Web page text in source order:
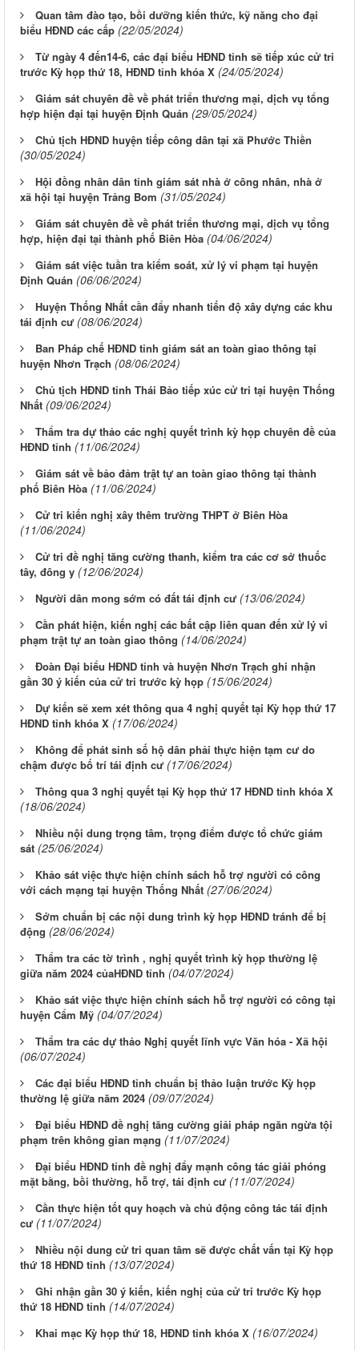
Quan tâm đào tạo, bồi dưỡng kiến thức, kỹ năng cho đại
biểu HĐND các cấp (22/05/2024)
Từ ngày 4 đến14-6, các đại biểu HĐND tỉnh sẽ tiếp xúc cử tri
trước Kỳ họp thứ 18, HĐND tỉnh khóa X (24/05/2024)
Giám sát chuyên đề về phát triển thương mại, dịch vụ tổng
hợp hiện đại tại huyện Định Quán (29/05/2024)
Chủ tịch HĐND huyện tiếp công dân tại xã Phước Thiền
(30/05/2024)
Hội đồng nhân dân tỉnh giám sát nhà ở công nhân, nhà ở
xã hội tại huyện Trảng Bom (31/05/2024)
Giám sát chuyên đề về phát triển thương mại, dịch vụ tổng
hợp, hiện đại tại thành phố Biên Hòa (04/06/2024)
Giám sát việc tuần tra kiểm soát, xử lý vi phạm tại huyện
Định Quán (06/06/2024)
Huyện Thống Nhất cần đẩy nhanh tiến độ xây dựng các khu
tái định cư (08/06/2024)
Ban Pháp chế HĐND tỉnh giám sát an toàn giao thông tại
huyện Nhơn Trạch (08/06/2024)
Chủ tịch HĐND tỉnh Thái Bảo tiếp xúc cử tri tại huyện Thống
Nhất (09/06/2024)
Thẩm tra dự thảo các nghị quyết trình kỳ họp chuyên đề của
HĐND tỉnh (11/06/2024)
Giám sát về bảo đảm trật tự an toàn giao thông tại thành
phố Biên Hòa (11/06/2024)
Cử tri kiến nghị xây thêm trường THPT ở Biên Hòa
(11/06/2024)
Cử tri đề nghị tăng cường thanh, kiểm tra các cơ sở thuốc
tây, đông y (12/06/2024)
Người dân mong sớm có đất tái định cư (13/06/2024)
Cần phát hiện, kiến nghị các bất cập liên quan đến xử lý vi
phạm trật tự an toàn giao thông (14/06/2024)
Đoàn Đại biểu HĐND tỉnh và huyện Nhơn Trạch ghi nhận
gần 30 ý kiến của cử tri trước kỳ họp (15/06/2024)
Dự kiến sẽ xem xét thông qua 4 nghị quyết tại Kỳ họp thứ 17
HĐND tỉnh khóa X (17/06/2024)
Không để phát sinh số hộ dân phải thực hiện tạm cư do
chậm được bố trí tái định cư (17/06/2024)
Thông qua 3 nghị quyết tại Kỳ họp thứ 17 HĐND tỉnh khóa X
(18/06/2024)
Nhiều nội dung trọng tâm, trọng điểm được tổ chức giám
sát (25/06/2024)
Khảo sát việc thực hiện chính sách hỗ trợ người có công
với cách mạng tại huyện Thống Nhất (27/06/2024)
Sớm chuẩn bị các nội dung trình kỳ họp HĐND tránh để bị
động (28/06/2024)
Thẩm tra các tờ trình , nghị quyết trình kỳ họp thường lệ
giữa năm 2024 củaHĐND tỉnh (04/07/2024)
Khảo sát việc thực hiện chính sách hỗ trợ người có công tại
huyện Cẩm Mỹ (04/07/2024)
Thẩm tra các dự thảo Nghị quyết lĩnh vực Văn hóa - Xã hội
(06/07/2024)
Các đại biểu HĐND tỉnh chuẩn bị thảo luận trước Kỳ họp
thường lệ giữa năm 2024 (09/07/2024)
Đại biểu HĐND đề nghị tăng cường giải pháp ngăn ngừa tội
phạm trên không gian mạng (11/07/2024)
Đại biểu HĐND tỉnh đề nghị đẩy mạnh công tác giải phóng
mặt bằng, bồi thường, hỗ trợ, tái định cư (11/07/2024)
Cần thực hiện tốt quy hoạch và chủ động công tác tái định
cư (11/07/2024)
Nhiều nội dung cử tri quan tâm sẽ được chất vấn tại Kỳ họp
thứ 18 HĐND tỉnh (13/07/2024)
Ghi nhận gần 30 ý kiến, kiến nghị của cử tri trước Kỳ họp
thứ 18 HĐND tỉnh (14/07/2024)
Khai mạc Kỳ họp thứ 18, HĐND tỉnh khóa X (16/07/2024)